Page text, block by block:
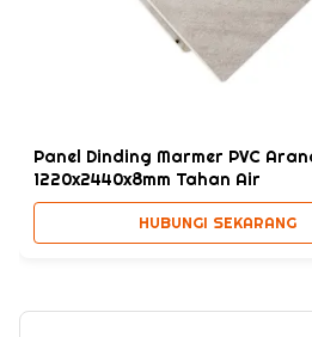
Panel dinding, panel dekoratif
Panel Veneer Kayu Arang Bambu
Panel Dinding Marmer PVC
1220x2440x8mm Tahan Air
HUBUNGI SEKARANG